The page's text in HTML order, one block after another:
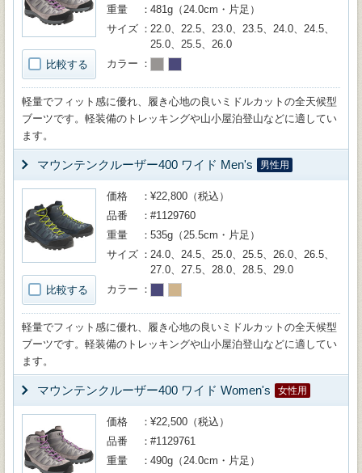
比較する
重量
481g（24.0cm・片足）
サイズ
22.0、22.5、23.0、23.5、24.0、24.5、
25.0、25.5、26.0
カラー
軽量でフィット感に優れ、履き心地の良いミドルカットの全天候型
ブーツです。軽装備のトレッキングや山小屋泊登山などに適してい
ます。
マウンテンクルーザー400 ワイド Men's 男性用
比較する
価格
¥22,800（税込）
品番
#1129760
重量
535g（25.5cm・片足）
サイズ
24.0、24.5、25.0、25.5、26.0、26.5、
27.0、27.5、28.0、28.5、29.0
カラー
軽量でフィット感に優れ、履き心地の良いミドルカットの全天候型
ブーツです。軽装備のトレッキングや山小屋泊登山などに適してい
ます。
マウンテンクルーザー400 ワイド Women's 女性用
価格
¥22,500（税込）
品番
#1129761
重量
490g（24.0cm・片足）